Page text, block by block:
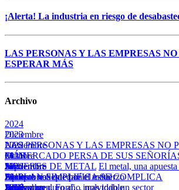
¡Alerta! La industria en riesgo de
LAS PERSONAS Y LAS EMPRESAS
ESPERAR MÁS
Archivo
2024
Diciembre
LAS PERSONAS Y LAS EMPRESAS NO
MÁS
Julio
EL PLAN SIMPLIFICA SE COMPLICA
Abril
2023
Noviembre
EL MERCADO PERSA DE SUS
Septiembre
Apuesta valiente por el metal
Julio
2022
Octubre
MUJERES DE METAL El metal, una
Junio
Volkswagen, Ford… mas todo un sector
2021
Noviembre
Siempre nos quedará el esfuerzo
Septiembre
2020
Diciembre
Adiós a un duro año inolvidable
2019
Diciembre
2018